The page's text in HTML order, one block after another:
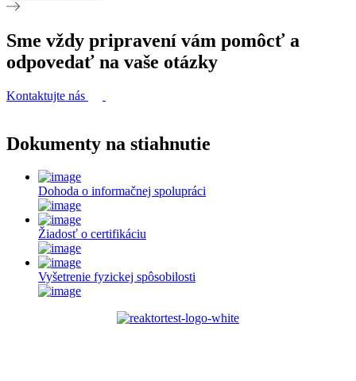
Sme vždy pripravení vám pomôcť a
odpovedať na vaše otázky
Kontaktujte nás
Dokumenty na stiahnutie
Dohoda o informačnej spolupráci
Žiadosť o certifikáciu
Vyšetrenie fyzickej spôsobilosti